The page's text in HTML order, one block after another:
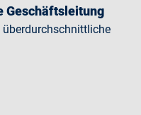
Geschäftsleitung
überdurchschnittliche